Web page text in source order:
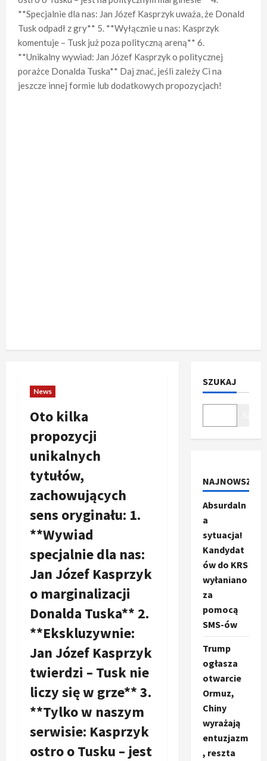
**Specjalnie dla nas: Jan Józef Kasprzyk uważa, że Donald
Tusk odpadł z gry** 5. **Wyłącznie u nas: Kasprzyk
komentuje – Tusk już poza polityczną areną** 6.
**Unikalny wywiad: Jan Józef Kasprzyk o politycznej
porażce Donalda Tuska** Daj znać, jeśli zależy Ci na
jeszcze innej formie lub dodatkowych propozycjach!
News
Oto kilka
propozycji
unikalnych
tytułów,
zachowujących
sens oryginału: 1.
**Wywiad
specjalnie dla nas:
Jan Józef Kasprzyk
o marginalizacji
Donalda Tuska** 2.
**Ekskluzywnie:
Jan Józef Kasprzyk
twierdzi – Tusk nie
liczy się w grze** 3.
**Tylko w naszym
serwisie: Kasprzyk
ostro o Tusku – jest
SZUKAJ
NAJNOWSZE
Absurdaln
a
sytuacja!
Kandydat
ów do KRS
wyłaniano
za
pomocą
SMS-ów
Trump
ogłasza
otwarcie
Ormuz,
Chiny
wyrażają
entuzjazm
, reszta